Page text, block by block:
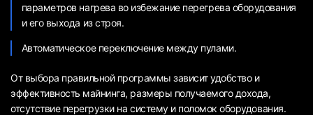
параметров нагрева во избежание перегрева оборудования
и его выхода из строя.
Автоматическое переключение между пулами.
От выбора правильной программы зависит удобство и
эффективность майнинга, размеры получаемого дохода,
отсутствие перегрузки на систему и поломок оборудования.